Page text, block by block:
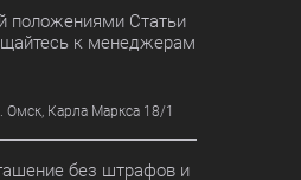
положениями Статьи
к менеджерам
Карла Маркса 18/1
без штрафов и